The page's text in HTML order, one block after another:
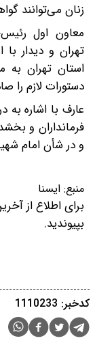
زنان می‌توانند
معاون اول
تهران و دیدار
استان تهران
دستورات لازم را
عارف با اشاره
فرمانداران و
و در شأن امام‌
منبع: ایسنا
برای اطلاع از
بپیوندید.
کدخبر: 1110233